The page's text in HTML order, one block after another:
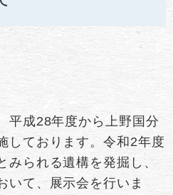
平成28年度から上野国分
しております。令和2年度
られる遺構を発掘し、
いて、展示会を行いま